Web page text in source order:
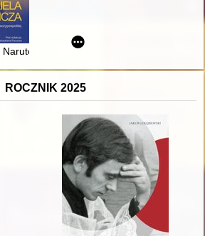
został prezydentem, a jego
ROCZNIK 2025